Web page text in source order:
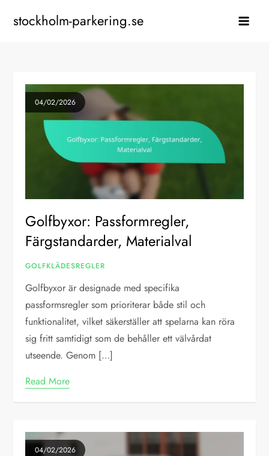
stockholm-parkering.se
04/02/2026
Golfbyxor: Passformregler,
Färgstandarder, Materialval
GOLFKLÄDESREGLER
Golfbyxor är designade med specifika
passformsregler som prioriterar både stil och
funktionalitet, vilket säkerställer att spelarna kan röra
sig fritt samtidigt som de behåller ett välvårdat
utseende. Genom […]
Read More
04/02/2026